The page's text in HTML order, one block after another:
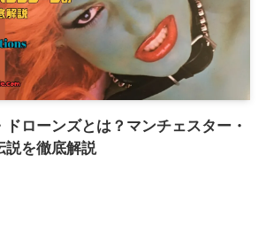
ドローンズとは？マンチェスター・
説を徹底解説